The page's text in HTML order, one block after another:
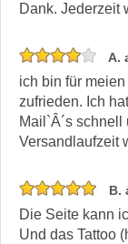
Dank. Jederzeit
A.
ich bin für
zufrieden. Ich
Mail`Â´s
Versandlaufzeit
B.
Die Seite kann
Und das Tattoo